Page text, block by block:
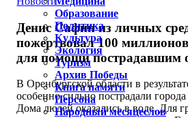
Денис Сафин из личных
пожертвовал 100
для помощи пострадавшим
В Оренбургской области в
особенно сильно пострадали
Дома людей оказались в воде. Для
Образование
Политика
Культура
Экология
Туризм
Архив Победы
Книга памяти
Персона
Народный месяцеслов